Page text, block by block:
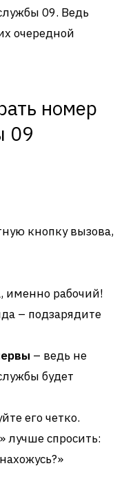
09. Ведь
очередной
номер
09
кнопку вызова,
именно рабочий!
– подзарядите
– ведь не
будет
его четко.
лучше спросить: